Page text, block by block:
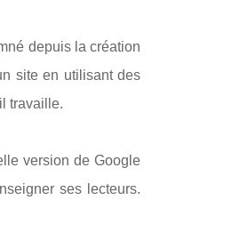
depuis la création
site en utilisant des
travaille.
version de Google
ses lecteurs.